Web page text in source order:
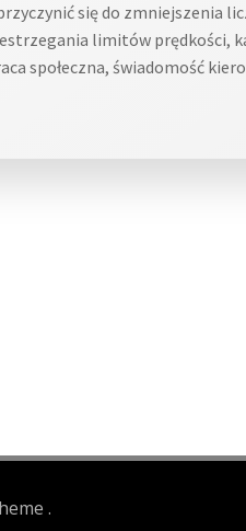
się do zmniejszenia
limitów prędkości,
społeczna, świadomość